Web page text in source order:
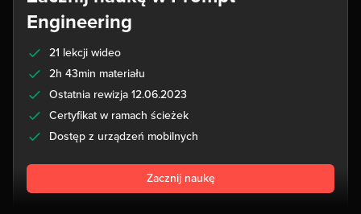
Engineering
21 lekcji wideo
2h 43min materiału
Ostatnia rewizja 12.06.2023
Certyfikat w ramach ścieżek
Dostęp z urządzeń mobilnych
Zacznij naukę